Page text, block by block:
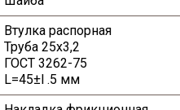
Втулка распорная
Труба 25x3,2
ГОСТ 3262-75
L=45±l .5 мм